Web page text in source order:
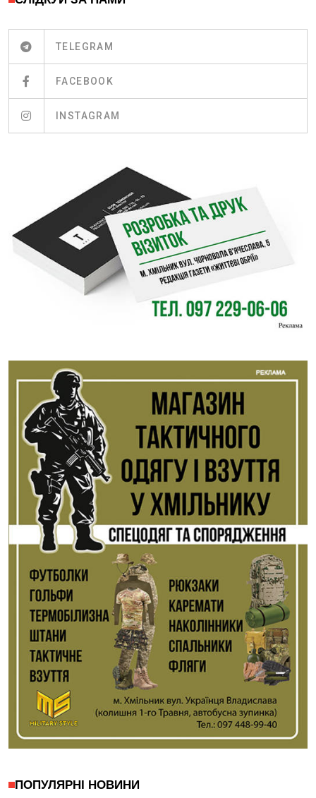
TELEGRAM
FACEBOOK
INSTAGRAM
ПОПУЛЯРНІ НОВИНИ